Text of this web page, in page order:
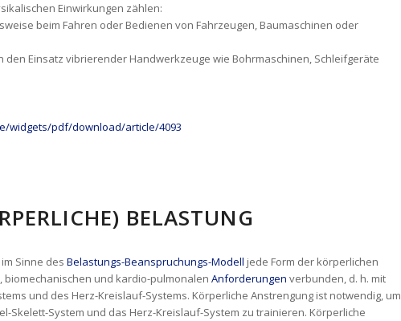
Einwirkungen zählen:
beim Fahren oder Bedienen von Fahrzeugen, Baumaschinen oder
den Einsatz vibrierender Handwerkzeuge wie Bohrmaschinen, Schleifgeräte
widgets/pdf/download/article/4093
BELASTUNG
Sinne des Belastungs-Beanspruchungs-Modell jede Form der körperlichen
biomechanischen und kardio-pulmonalen Anforderungen verbunden, d. h. mit
und des Herz-Kreislauf-Systems. Körperliche Anstrengung ist notwendig, um
Skelett-System und das Herz-Kreislauf-System zu trainieren. Körperliche